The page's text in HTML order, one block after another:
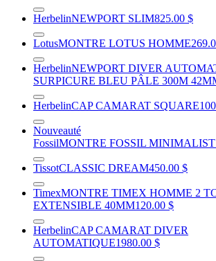
HerbelinNEWPORT SLIM825.00 $
LotusMONTRE LOTUS HOMME
HerbelinNEWPORT DIVER
SURPICURE BLEU PÂLE 300M
HerbelinCAP CAMARAT SQUARE
Nouveauté
FossilMONTRE FOSSIL MINIMALIST
TissotCLASSIC DREAM450.00 $
TimexMONTRE TIMEX HOMME 2
EXTENSIBLE 40MM120.00 $
HerbelinCAP CAMARAT DIVER
AUTOMATIQUE1980.00 $